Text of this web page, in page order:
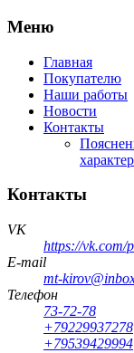
Меню
Главная
Покупателю
Наши работы
Новости
Контакты
Контакты
VK
https://vk.com/
E-mail
mt-
Телефон
73-72-78
+79229937278
+79539429994